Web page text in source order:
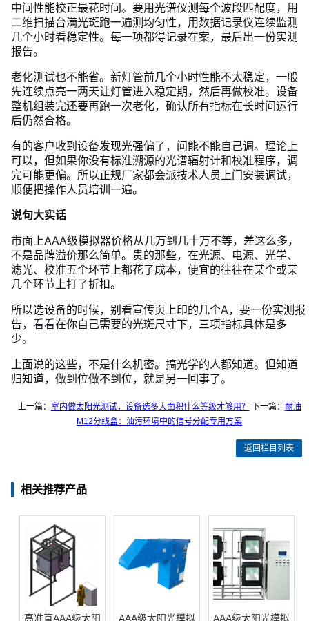
中间性能校正最花时间。要用光谱仪测每个波段匹配度，用
二维扫描台满光斑跑一遍测均匀性，用数据记录仪连续监测
几个小时看稳定性。每一项都得记录在案，最后出一份实测
报告。
老化测试也不能省。新灯管前几个小时性能不太稳定，一般
先连续点亮一两天让灯管进入稳定期，然后再做校准。设备
整机组装完还要再跑一次老化，确认所有指标在长时间运行
后仍然合格。
有的客户收到设备发现光强偏了，问能不能自己调。理论上
可以，但如果你没有标准溯源的光谱辐射计和校准程序，调
完可能更偏。所以正规厂家都会派技术人员上门安装调试，
顺便把操作人员培训一遍。
说句大实话
市面上AAA级模拟器价格从几万到几十万不等，差这么多，
不是品牌溢价那么简单。贵的那些，在光源、电源、光学、
滤光、校准五个环节上都花了成本，便宜的往往在某个或某
几个环节上打了折扣。
所以选设备的时候，别看宣传页上印的几个A，要一份实测报
告，看看在你自己需要的光斑尺寸下，三项指标具体是多
少。
上面说的这些，不是什么机密。搞光学的人都知道。但知道
归知道，做到位做不到位，就是另一回事了。
上一篇： 室内做太阳光测试，设备选多大面积什么等级才够用？ 下一篇： 耐油
M12分线盒：油污环境中的信号分配专用方案
返回栏目列表
相关推荐产品
高准直AAA级太阳 AAA级太阳光模拟 AAA级太阳光模拟